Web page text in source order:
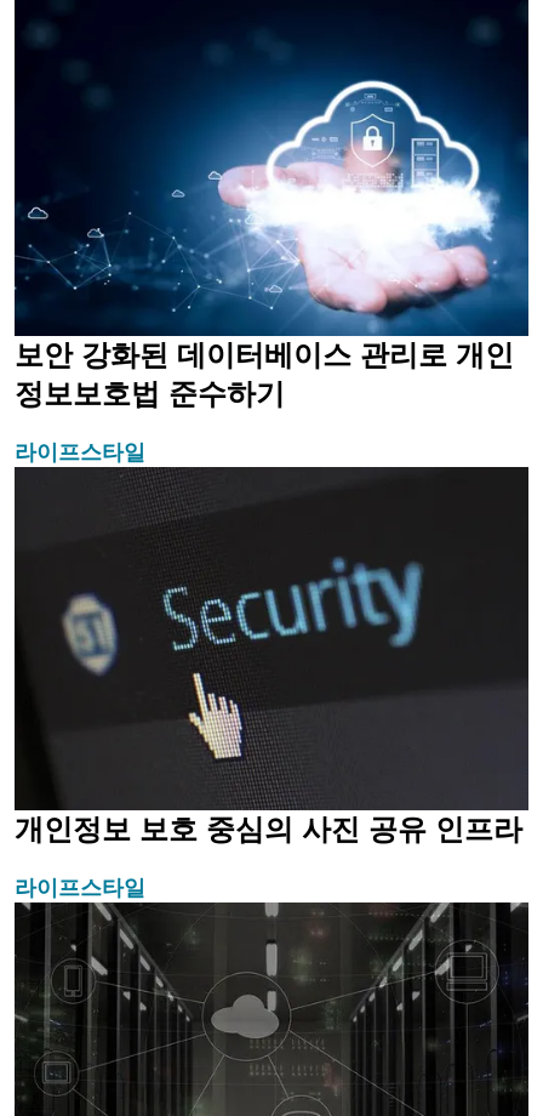
보안 강화된 데이터베이스 관리로 개인
정보보호법 준수하기
라이프스타일
개인정보 보호 중심의 사진 공유 인프라
라이프스타일